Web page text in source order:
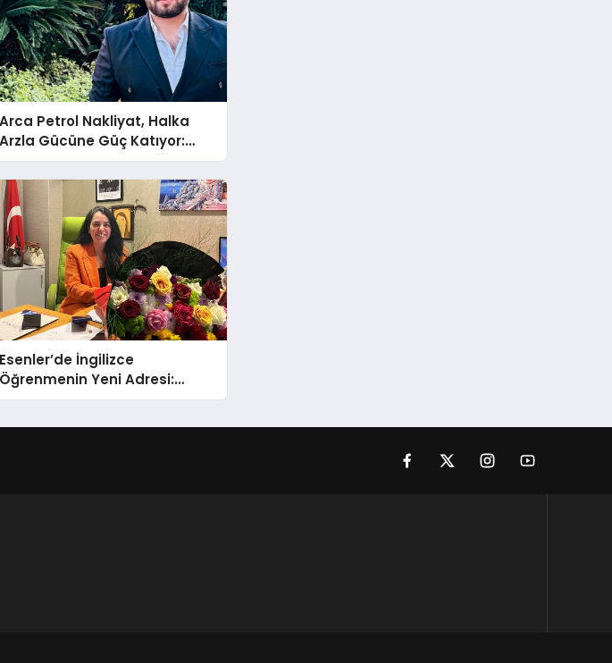
Arca Petrol Nakliyat, Halka
Arzla Gücüne Güç Katıyor:
Ömer Arca ve Mehmet
Arca’dan Sektöre Güçlü
Yatırım
Esenler’de İngilizce
Öğrenmenin Yeni Adresi:
Büyük Açılış Fırsatıyla %20